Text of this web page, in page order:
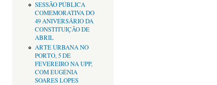
SESSÃO PÚBLICA
COMEMORATIVA DO
49 ANIVERSÁRIO DA
CONSTITUIÇÃO DE
ABRIL
ARTE URBANA NO
PORTO, 5 DE
FEVEREIRO NA UPP,
COM EUGÉNIA
SOARES LOPES